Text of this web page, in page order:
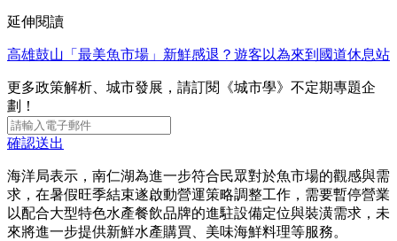
延伸閱讀
高雄鼓山「最美魚市場」新鮮感退？遊客以為來到國道休息站
更多政策解析、城市發展，請訂閱《城市學》不定期專題企
劃！
確認送出
海洋局表示，南仁湖為進一步符合民眾對於魚市場的觀感與需
求，在暑假旺季結束遂啟動營運策略調整工作，需要暫停營業
以配合大型特色水產餐飲品牌的進駐設備定位與裝潢需求，未
來將進一步提供新鮮水產購買、美味海鮮料理等服務。